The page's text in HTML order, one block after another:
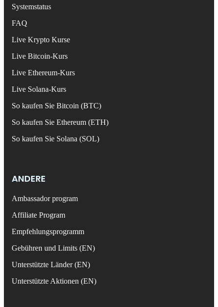
Systemstatus
FAQ
Live Krypto Kurse
Live Bitcoin-Kurs
Live Ethereum-Kurs
Live Solana-Kurs
So kaufen Sie Bitcoin (BTC)
So kaufen Sie Ethereum (ETH)
So kaufen Sie Solana (SOL)
ANDERE
Ambassador program
Affiliate Program
Empfehlungsprogramm
Gebühren und Limits (EN)
Unterstützte Länder (EN)
Unterstützte Aktionen (EN)